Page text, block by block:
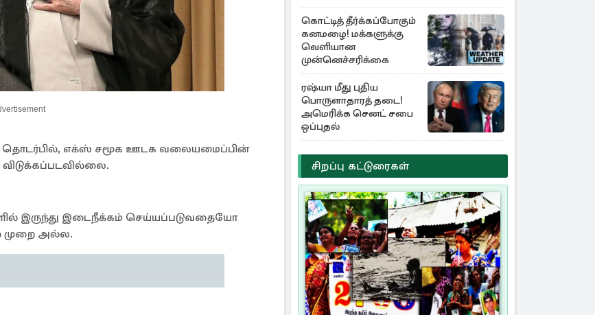
தொடர்பில், எக்ஸ் சமூக ஊடக வலையமைப்பின்
விடுக்கப்படவில்லை.
இருந்து இடைநீக்கம் செய்யப்படுவதையோ
முறை அல்ல.
கொட்டித் தீர்க்கப்போகும்
கனமழை! மக்களுக்கு
வெளியான
முன்னெச்சரிக்கை
ரஷ்யா மீது புதிய
பொருளாதாரத் தடை!
அமெரிக்க செனட் சபை
ஒப்புதல்
சிறப்பு கட்டுரைகள்